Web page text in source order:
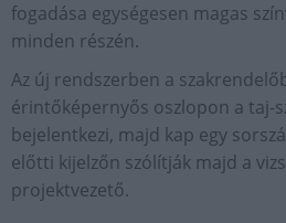
fogadása egységesen magas
minden részén.
Az új rendszerben a
érintőképernyős oszlopon a taj-
bejelentkezi, majd kap egy
előtti kijelzőn szólítják majd a
projektvezető.